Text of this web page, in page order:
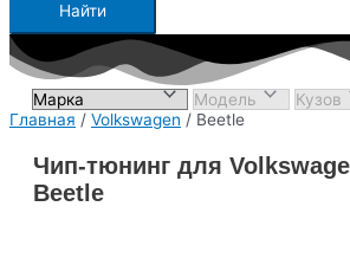
Найти
Главная / Volkswagen / Beetle
Чип-тюнинг для
Beetle